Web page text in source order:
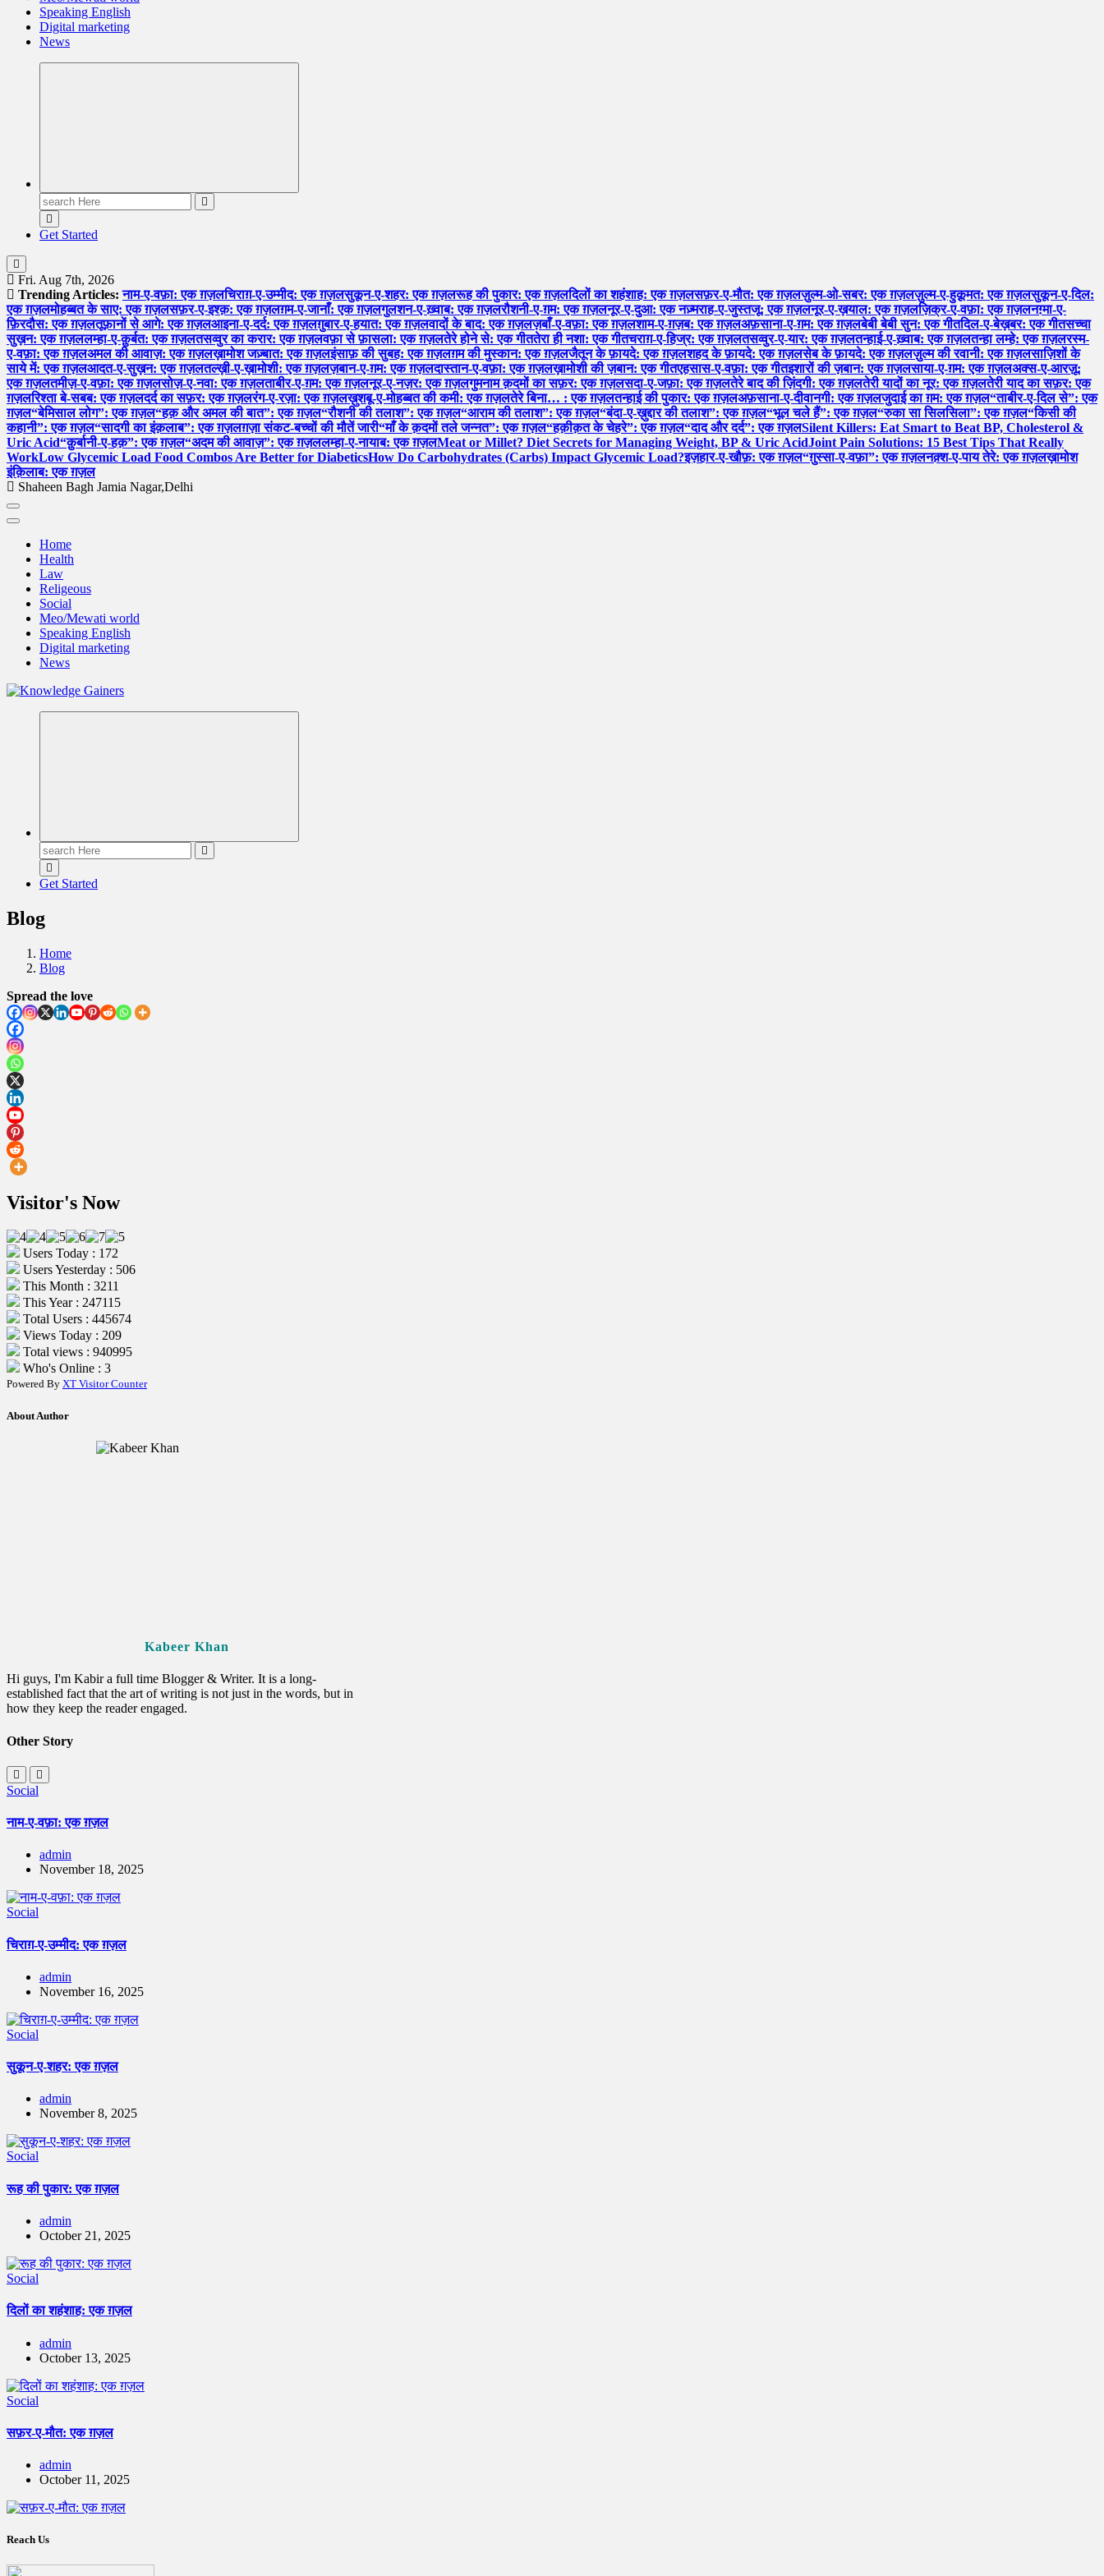
Speaking English
Digital marketing
News
Search
for:
Get Started
Fri. Aug 7th, 2026
Trending Articles: नाम-ए-वफ़ा: एक ग़ज़लचिराग़-ए-उम्मीद: एक ग़ज़लसुकून-ए-शहर: एक ग़ज़लरूह की पुकार: एक ग़ज़लदिलों का शहंशाह: एक ग़ज़लसफ़र-ए-मौत: एक ग़ज़लज़ुल्म-ओ-सबर: एक ग़ज़लज़ुल्म-ए-हुक़ूमत: एक ग़ज़लसुकून-ए-दिल:
एक ग़ज़लमोहब्बत के साए: एक ग़ज़लसफ़र-ए-इश्क़: एक ग़ज़लग़म-ए-जानाँ: एक ग़ज़लगुलशन-ए-ख़्वाब: एक ग़ज़लरौशनी-ए-ग़म: एक ग़ज़लनूर-ए-दुआ: एक नज़्मराह-ए-जुस्तजू: एक ग़ज़लनूर-ए-ख़याल: एक ग़ज़लज़िक्र-ए-वफ़ा: एक ग़ज़लनग़्मा-ए-
फ़िरदौस: एक ग़ज़लतूफ़ानों से आगे: एक ग़ज़लआइना-ए-दर्द: एक ग़ज़लग़ुबार-ए-हयात: एक ग़ज़लवादों के बाद: एक ग़ज़लज़बाँ-ए-वफ़ा: एक ग़ज़लशाम-ए-ग़ज़ब: एक ग़ज़लअफ़साना-ए-ग़म: एक ग़ज़लबेबी बेबी सुन: एक गीतदिल-ए-बेख़बर: एक गीतसच्चा
सुख़न: एक ग़ज़ललम्हा-ए-क़ुर्बत: एक ग़ज़लतसव्वुर का करार: एक ग़ज़लवफ़ा से फ़ासला: एक ग़ज़लतेरे होने से: एक गीततेरा ही नशा: एक गीतचराग़-ए-हिज्र: एक ग़ज़लतसव्वुर-ए-यार: एक ग़ज़लतन्हाई-ए-ख़्वाब: एक ग़ज़लतन्हा लम्हे: एक ग़ज़लरस्म-
ए-वफ़ा: एक ग़ज़लअमल की आवाज़: एक ग़ज़लख़ामोश जज़्बात: एक ग़ज़लइंसाफ़ की सुबह: एक ग़ज़लग़म की मुस्कान: एक ग़ज़लजैतून के फ़ायदे: एक ग़ज़लशहद के फ़ायदे: एक ग़ज़लसेब के फ़ायदे: एक ग़ज़लज़ुल्म की रवानी: एक ग़ज़लसाज़िशों के
साये में: एक ग़ज़लआदत-ए-सुख़न: एक ग़ज़लतल्ख़ी-ए-ख़ामोशी: एक ग़ज़लज़बान-ए-ग़म: एक ग़ज़लदास्तान-ए-वफ़ा: एक ग़ज़लख़ामोशी की ज़बान: एक गीतएहसास-ए-वफ़ा: एक गीतइशारों की ज़बान: एक ग़ज़लसाया-ए-ग़म: एक ग़ज़लअक्स-ए-आरज़ू:
एक ग़ज़लतमीज़-ए-वफ़ा: एक ग़ज़लसोज़-ए-नवा: एक ग़ज़लताबीर-ए-ग़म: एक ग़ज़लनूर-ए-नज़र: एक ग़ज़लगुमनाम क़दमों का सफ़र: एक ग़ज़लसदा-ए-जफ़ा: एक ग़ज़लतेरे बाद की ज़िंदगी: एक ग़ज़लतेरी यादों का नूर: एक ग़ज़लतेरी याद का सफ़र: एक
ग़ज़लरिश्ता बे-सबब: एक ग़ज़लदर्द का सफ़र: एक ग़ज़लरंग-ए-रज़ा: एक ग़ज़लख़ुशबू-ए-मोहब्बत की कमी: एक ग़ज़लतेरे बिना… : एक ग़ज़लतन्हाई की पुकार: एक ग़ज़लअफ़साना-ए-दीवानगी: एक ग़ज़लजुदाई का ग़म: एक ग़ज़ल“ताबीर-ए-दिल से”: एक
ग़ज़ल“बेमिसाल लोग”: एक ग़ज़ल“हक़ और अमल की बात”: एक ग़ज़ल“रौशनी की तलाश”: एक ग़ज़ल“आराम की तलाश”: एक ग़ज़ल“बंदा-ए-ख़ुद्दार की तलाश”: एक ग़ज़ल“भूल चले हैं”: एक ग़ज़ल“रुका सा सिलसिला”: एक ग़ज़ल“किसी की
कहानी”: एक ग़ज़ल“सादगी का इंक़लाब”: एक ग़ज़लग़ज़ा संकट-बच्चों की मौतें जारी“माँ के क़दमों तले जन्नत”: एक ग़ज़ल“हक़ीक़त के चेहरे”: एक ग़ज़ल“दाद और दर्द”: एक ग़ज़लSilent Killers: Eat Smart to Beat BP, Cholesterol &
Uric Acid“क़ुर्बानी-ए-हक़”: एक ग़ज़ल“अदम की आवाज़”: एक ग़ज़ललम्हा-ए-नायाब: एक ग़ज़लMeat or Millet? Diet Secrets for Managing Weight, BP & Uric AcidJoint Pain Solutions: 15 Best Tips That Really
WorkLow Glycemic Load Food Combos Are Better for DiabeticsHow Do Carbohydrates (Carbs) Impact Glycemic Load?इज़हार-ए-खौफ़: एक ग़ज़ल“ग़ुस्सा-ए-वफ़ा”: एक ग़ज़लनक़्श-ए-पाय तेरे: एक ग़ज़लख़ामोश
इंक़िलाब: एक ग़ज़ल
Shaheen Bagh Jamia Nagar,Delhi
Home
Health
Law
Religeous
Social
Meo/Mewati world
Speaking English
Digital marketing
News
Read & Spread
Search
for:
Get Started
Blog
Home
Blog
Spread the love
Visitor's Now
Users Today : 172
Users Yesterday : 506
This Month : 3211
This Year : 247115
Total Users : 445674
Views Today : 209
Total views : 940995
Who's Online : 3
Powered By XT Visitor Counter
About Author
Kabeer Khan
Hi guys, I'm Kabir a full time Blogger & Writer. It is a long-
established fact that the art of writing is not just in the words, but in
how they keep the reader engaged.
Other Story
Social
नाम-ए-वफ़ा: एक ग़ज़ल
admin
November 18, 2025
Social
चिराग़-ए-उम्मीद: एक ग़ज़ल
admin
November 16, 2025
Social
सुकून-ए-शहर: एक ग़ज़ल
admin
November 8, 2025
Social
रूह की पुकार: एक ग़ज़ल
admin
October 21, 2025
Social
दिलों का शहंशाह: एक ग़ज़ल
admin
October 13, 2025
Social
सफ़र-ए-मौत: एक ग़ज़ल
admin
October 11, 2025
Reach Us